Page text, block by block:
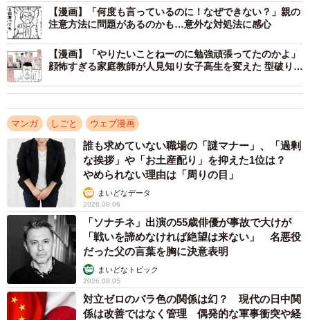
最初にきっぱりと指示を出す上司（えりたさん提供）
しかし数日後には違う指示に変わってしまう（えりたさん提供）
【漫画】「何度も言っているのに！なぜできない？」親の
注意方法に問題があるのかも…意外な対処法に感心
【漫画】「やりたいことねーのに勉強頑張ってたのかよ」
顔怖すぎる家庭教師が人見知り女子高生を変えた 型破り
マンガ しごと ウェブ漫画
誰も求めていない職場の「謎マナー」、「過剰
な挨拶」や「お土産配り」を抑えた1位は？
やめられない理由は「周りの目」
まいどなデータ
2026.08.06
「ソナチネ」出演の55歳俳優が事故で大けが
「戦いを諦めなければ絶望は来ない」 名悪役
だった父の言葉を胸に決意表明
まいどなトピック
2026.08.05
対立ゼロのバラ色の関係は幻？ 現代の日中関
係は改善ではなく管理 偶発的な軍事衝突や経